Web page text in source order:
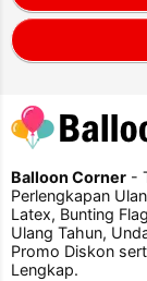
Balloon Corner -
Perlengkapan
Latex, Bunting
Ulang Tahun,
Promo Diskon
Lengkap.